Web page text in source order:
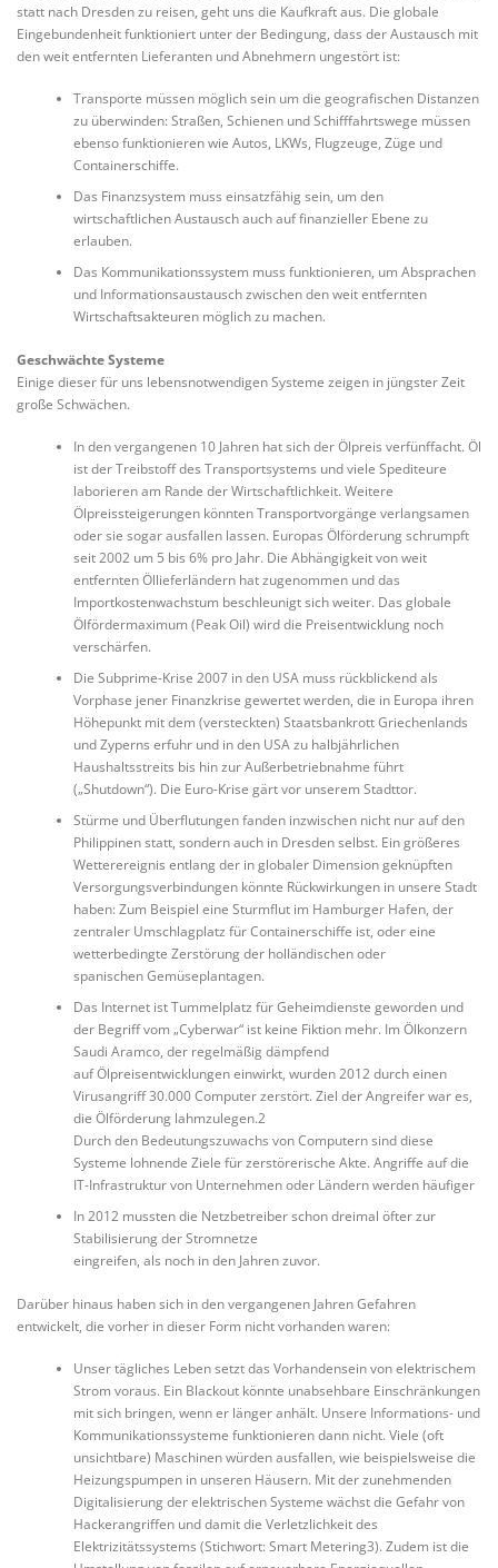
statt nach Dresden zu reisen, geht uns die Kaufkraft aus. Die globale
Eingebundenheit funktioniert unter der Bedingung, dass der Austausch mit
den weit entfernten Lieferanten und Abnehmern ungestört ist:
Transporte müssen möglich sein um die geografischen Distanzen
zu überwinden: Straßen, Schienen und Schifffahrtswege müssen
ebenso funktionieren wie Autos, LKWs, Flugzeuge, Züge und
Containerschiffe.
Das Finanzsystem muss einsatzfähig sein, um den
wirtschaftlichen Austausch auch auf finanzieller Ebene zu
erlauben.
Das Kommunikationssystem muss funktionieren, um Absprachen
und Informationsaustausch zwischen den weit entfernten
Wirtschaftsakteuren möglich zu machen.
Geschwächte Systeme
Einige dieser für uns lebensnotwendigen Systeme zeigen in jüngster Zeit
große Schwächen.
In den vergangenen 10 Jahren hat sich der Ölpreis verfünffacht. Öl
ist der Treibstoff des Transportsystems und viele Spediteure
laborieren am Rande der Wirtschaftlichkeit. Weitere
Ölpreissteigerungen könnten Transportvorgänge verlangsamen
oder sie sogar ausfallen lassen. Europas Ölförderung schrumpft
seit 2002 um 5 bis 6% pro Jahr. Die Abhängigkeit von weit
entfernten Öllieferländern hat zugenommen und das
Importkostenwachstum beschleunigt sich weiter. Das globale
Ölfördermaximum (Peak Oil) wird die Preisentwicklung noch
verschärfen.
Die Subprime-Krise 2007 in den USA muss rückblickend als
Vorphase jener Finanzkrise gewertet werden, die in Europa ihren
Höhepunkt mit dem (versteckten) Staatsbankrott Griechenlands
und Zyperns erfuhr und in den USA zu halbjährlichen
Haushaltsstreits bis hin zur Außerbetriebnahme führt
(„Shutdown“). Die Euro-Krise gärt vor unserem Stadttor.
Stürme und Überflutungen fanden inzwischen nicht nur auf den
Philippinen statt, sondern auch in Dresden selbst. Ein größeres
Wetterereignis entlang der in globaler Dimension geknüpften
Versorgungsverbindungen könnte Rückwirkungen in unsere Stadt
haben: Zum Beispiel eine Sturmflut im Hamburger Hafen, der
zentraler Umschlagplatz für Containerschiffe ist, oder eine
wetterbedingte Zerstörung der holländischen oder
spanischen Gemüseplantagen.
Das Internet ist Tummelplatz für Geheimdienste geworden und
der Begriff vom „Cyberwar“ ist keine Fiktion mehr. Im Ölkonzern
Saudi Aramco, der regelmäßig dämpfend
auf Ölpreisentwicklungen einwirkt, wurden 2012 durch einen
Virusangriff 30.000 Computer zerstört. Ziel der Angreifer war es,
die Ölförderung lahmzulegen.2
Durch den Bedeutungszuwachs von Computern sind diese
Systeme lohnende Ziele für zerstörerische Akte. Angriffe auf die
IT-Infrastruktur von Unternehmen oder Ländern werden häufiger
In 2012 mussten die Netzbetreiber schon dreimal öfter zur
Stabilisierung der Stromnetze
eingreifen, als noch in den Jahren zuvor.
Darüber hinaus haben sich in den vergangenen Jahren Gefahren
entwickelt, die vorher in dieser Form nicht vorhanden waren:
Unser tägliches Leben setzt das Vorhandensein von elektrischem
Strom voraus. Ein Blackout könnte unabsehbare Einschränkungen
mit sich bringen, wenn er länger anhält. Unsere Informations- und
Kommunikationssysteme funktionieren dann nicht. Viele (oft
unsichtbare) Maschinen würden ausfallen, wie beispielsweise die
Heizungspumpen in unseren Häusern. Mit der zunehmenden
Digitalisierung der elektrischen Systeme wächst die Gefahr von
Hackerangriffen und damit die Verletzlichkeit des
Elektrizitätssystems (Stichwort: Smart Metering3). Zudem ist die